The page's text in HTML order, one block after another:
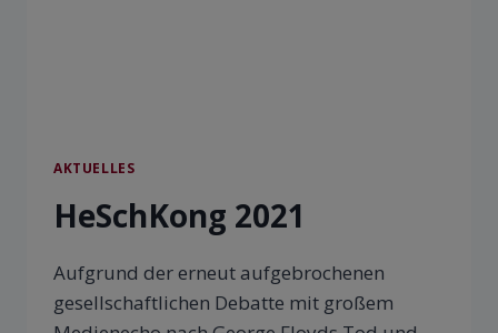
AKTUELLES
HeSchKong 2021
Aufgrund der erneut aufgebrochenen
gesellschaftlichen Debatte mit großem